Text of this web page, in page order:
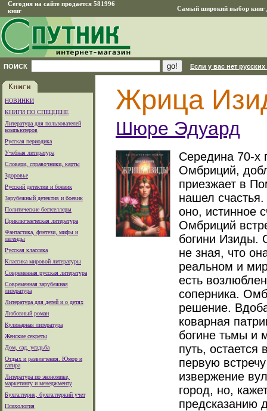
Сегодня на сайте продается 581996
книг
Самый широкий выбор книг
ПОИСК Если у вас нет
НОВИНКИ
КНИГИ ПО СПЕЦЦЕНЕ
Литература для пользователей
компьютеров
Русская периодика
Учебная литература
Словари, справочники, карты
Здоровье
Русский детектив и боевик
Зарубежный детектив и боевик
Политические бестселлеры
Приключенческая литература
Фантастика, фэнтези, мифы и
легенды
Русская классика
Классика мировой литературы
Современная русская литература
Современная зарубежная
литература
Литература для детей и о детях
Любовный роман
Кулинарная литература
Женские секреты
Дом, сад, усадьба
Отдых и развлечения. Юмор и
сатира
Литература по экономике,
маркетингу и менеджменту
Бухгалтерия, бухгалтеркий учет
Психология
Жрица
Шюре Эдуард
Середина 70-х
Омбриций,
приезжает в
нашел
оно, истинное
Омбриций
богини Изиды.
не зная, что
реальном и
есть
соперника.
решение.
коварная
богине тьмы и
путь,
первую
извержение
город, но,
предсказанию